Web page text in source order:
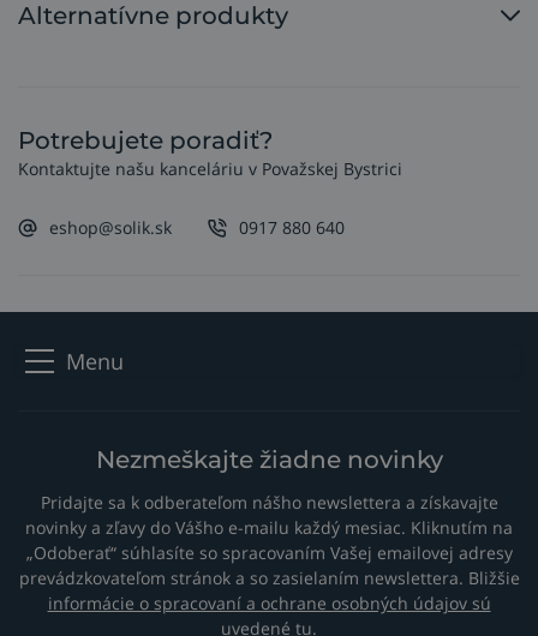
Alternatívne produkty
Potrebujete poradiť?
Kontaktujte našu kanceláriu v Považskej Bystrici
eshop@solik.sk 0917 880 640
Menu
Nezmeškajte žiadne novinky
Pridajte sa k odberateľom nášho newslettera a získavajte
novinky a zľavy do Vášho e-mailu každý mesiac. Kliknutím na
„Odoberať“ súhlasíte so spracovaním Vašej emailovej adresy
prevádzkovateľom stránok a so zasielaním newslettera. Bližšie
informácie o spracovaní a ochrane osobných údajov sú
uvedené tu.